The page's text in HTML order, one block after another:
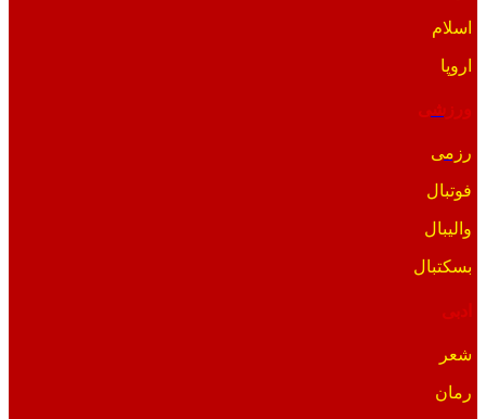
اسلام
اروپا
ورزشی
رزمی
فوتبال
والیبال
بسکتبال
ادبی
شعر
رمان